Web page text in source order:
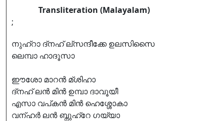
Transliteration (Malayalam)
;
നുഹ്റാ ദ്നഹ് ല്സന്ദീക്കേ ഉലസിസൈ
ലെമ്പാ ഹാദൂസാ
ഈശോ മാറൻ മ്ശിഹാ
ദ്നഹ് ലൻ മിൻ ഉമ്പാ ദാവൂയീ
എസാ വപ്കൻ മിൻ ഹെശ്ശോകാ
വന്ഹർ ലൻ ബ്നുഹ്റേ ഗയ്യാ